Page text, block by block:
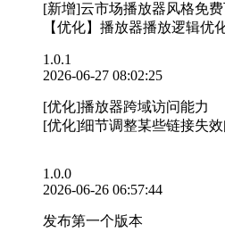
[新增]云市场播放器风格免
【优化】播放器播放逻辑优
1.0.1
2026-06-27 08:02:25
[优化]播放器跨域访问能力
[优化]细节调整某些链接失
1.0.0
2026-06-26 06:57:44
发布第一个版本